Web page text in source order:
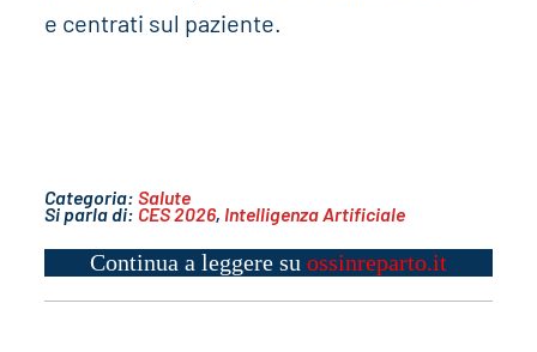
e centrati sul paziente.
Categoria: Salute
Si parla di: CES 2026, Intelligenza Artificiale
Continua a leggere su ossinreparto.it